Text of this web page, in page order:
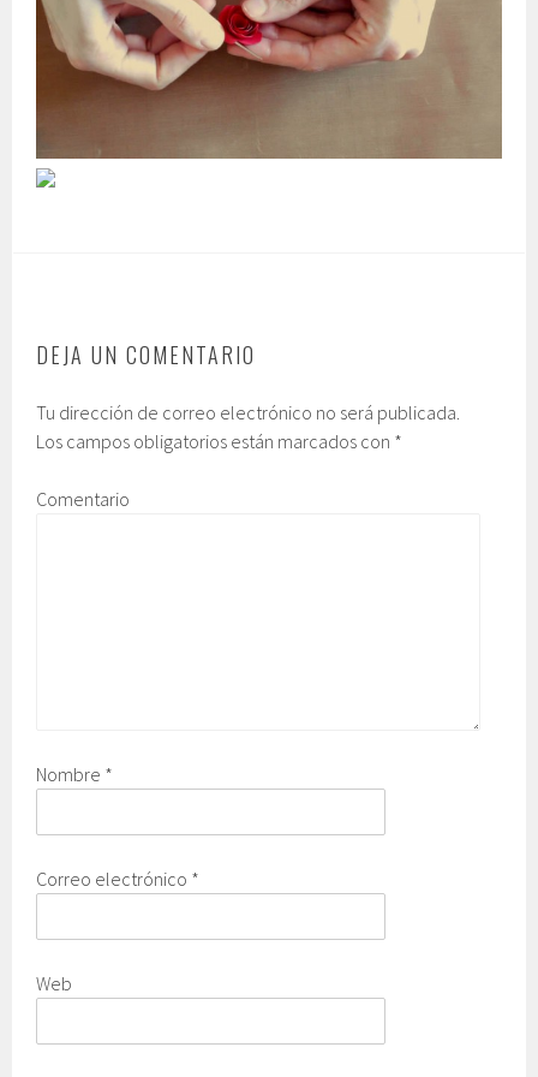
DEJA UN COMENTARIO
Tu dirección de correo electrónico no será publicada.
Los campos obligatorios están marcados con *
Comentario
Nombre *
Correo electrónico *
Web